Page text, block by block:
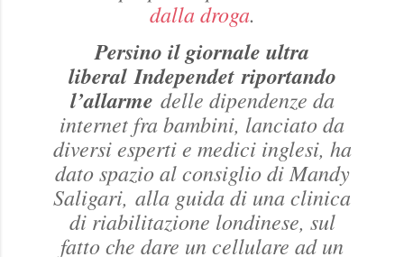
dalla droga.
Persino il giornale ultra
liberalIndependet riportando
l’allarme delle dipendenze da
internet fra bambini, lanciato da
diversi esperti e medici inglesi, ha
dato spazio al consiglio di Mandy
Saligari, alla guida di una clinica
di riabilitazione londinese, sul
fatto che dare un cellulare ad un